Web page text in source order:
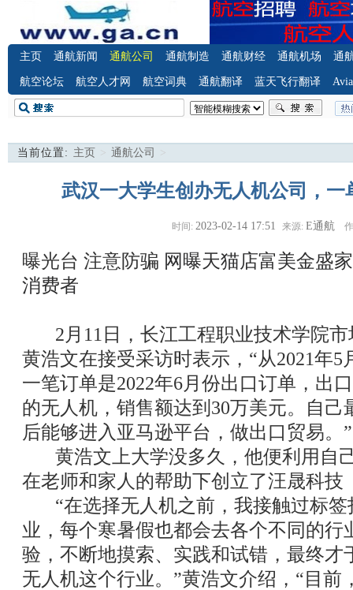
主页 通航新闻 通航公司 通航制造 通航财经 通航机场 通
航空论坛 航空人才网 航空词典 通航翻译 蓝天飞行翻译
当前位置: 主页 > 通航公司 >
武汉一大学生创办无人机公司，一
时间: 2023-02-14 17:51 来源: E通航
曝光台 注意防骗 网曝天猫店富美金盛
消费者
2月11日，长江工程职业技术学院市
黄浩文在接受采访时表示，“从2021年
一笔订单是2022年6月份出口订单，出
的无人机，销售额达到30万美元。自
后能够进入亚马逊平台，做出口贸易。”
黄浩文上大学没多久，他便利用自
在老师和家人的帮助下创立了汪晟科技
“在选择无人机之前，我接触过标签
业，每个寒暑假也都会去各个不同的行
验，不断地摸索、实践和试错，最终才
无人机这个行业。”黄浩文介绍，“目前